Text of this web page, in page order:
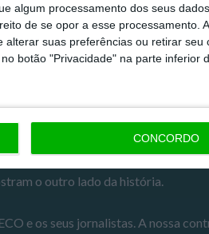
algum processamento dos seus
de se opor a esse processamento.
suas preferências ou retirar seu
botão "Privacidade" na parte inferior
CONCORDO
acesso a notícias exclusivas, à
o outro lado da história.
e os seus jornalistas. A nossa